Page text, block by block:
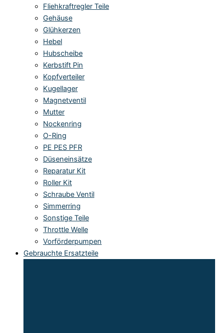
Fliehkraftregler Teile
Gehäuse
Glühkerzen
Hebel
Hubscheibe
Kerbstift Pin
Kopfverteiler
Kugellager
Magnetventil
Mutter
Nockenring
O-Ring
PE PES PFR
Düseneinsätze
Reparatur Kit
Roller Kit
Schraube Ventil
Simmerring
Sonstige Teile
Throttle Welle
Vorförderpumpen
Gebrauchte Ersatzteile